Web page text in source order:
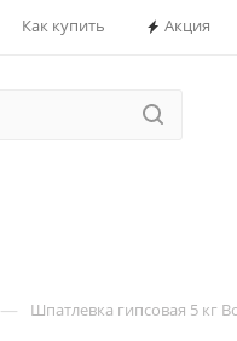
Как купить Акция
— Шпатлевка гипсовая 5 кг